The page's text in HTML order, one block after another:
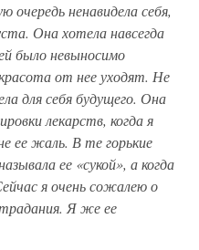
очередь ненавидела себя,
Она хотела навсегда
было невыносимо
от нее уходят. Не
для себя будущего. Она
лекарств, когда я
ее жаль. В те горькие
ее «сукой», а когда
я очень сожалею о
Я же ее